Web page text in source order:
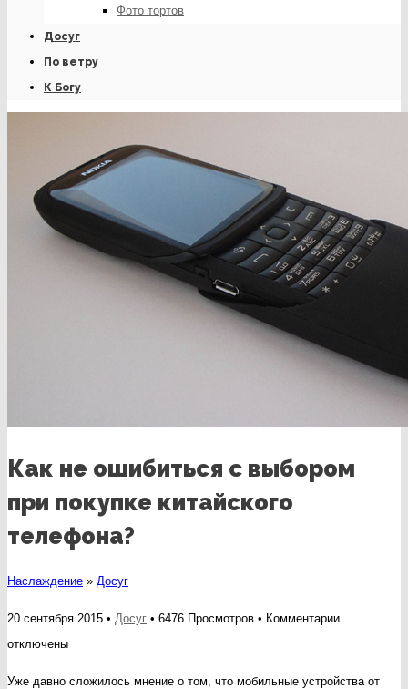
Фото тортов
Досуг
По ветру
К Богу
Как не ошибиться с выбором
при покупке китайского
телефона?
Наслаждение » Досуг
20 сентября 2015 • Досуг • 6476 Просмотров • Комментариик
отключены
Уже давно сложилось мнение о том, что мобильные устройства от